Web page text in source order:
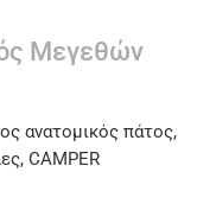
Μεγεθών
ανατομικός πάτος,
CAMPER